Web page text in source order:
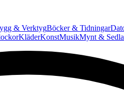
& VerktygBöcker & Tidningar
KläderKonstMusikMynt &